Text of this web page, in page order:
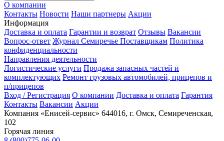
О компании
Контакты Новости Наши партнеры Акции
Информация
Доставка и оплата Гарантии и возврат Отзывы Вакансии
Вопрос-ответ Журнал Семиречье Поставщикам Политика
конфиденциальности
Направления деятельности
Логистические услуги Продажа запасных частей и
комплектующих Ремонт грузовых автомобилей, прицепов и
п/прицепов
Вход / Регистрация О компании Доставка и оплата Гарантия
Контакты Вакансии Акции
Компания «Енисей-сервис» 644016, г. Омск, Семиреченская,
102
Горячая линия